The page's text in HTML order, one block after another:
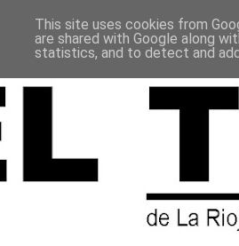
This site uses cookies from
are shared with Google along
statistics, and to detect and